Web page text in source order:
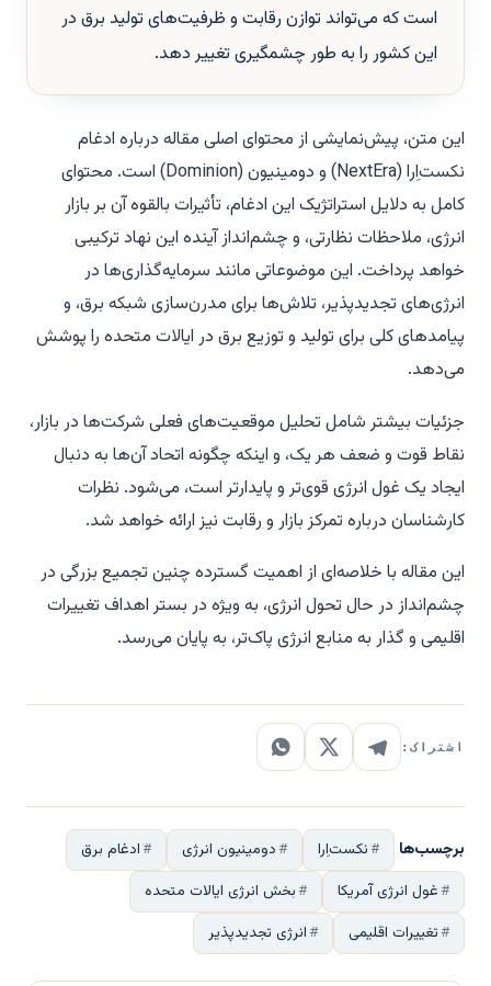
است که می‌تواند توازن رقابت و ظرفیت‌های تولید برق در
این کشور را به طور چشمگیری تغییر دهد.
این متن، پیش‌نمایشی از محتوای اصلی مقاله درباره ادغام
نکست‌اِرا (NextEra) و دومینیون (Dominion) است. محتوای
کامل به دلایل استراتژیک این ادغام، تأثیرات بالقوه آن بر بازار
انرژی، ملاحظات نظارتی، و چشم‌انداز آینده این نهاد ترکیبی
خواهد پرداخت. این موضوعاتی مانند سرمایه‌گذاری‌ها در
انرژی‌های تجدیدپذیر، تلاش‌ها برای مدرن‌سازی شبکه برق، و
پیامدهای کلی برای تولید و توزیع برق در ایالات متحده را پوشش
می‌دهد.
جزئیات بیشتر شامل تحلیل موقعیت‌های فعلی شرکت‌ها در بازار،
نقاط قوت و ضعف هر یک، و اینکه چگونه اتحاد آن‌ها به دنبال
ایجاد یک غول انرژی قوی‌تر و پایدارتر است، می‌شود. نظرات
کارشناسان درباره تمرکز بازار و رقابت نیز ارائه خواهد شد.
این مقاله با خلاصه‌ای از اهمیت گسترده چنین تجمیع بزرگی در
چشم‌انداز در حال تحول انرژی، به ویژه در بستر اهداف تغییرات
اقلیمی و گذار به منابع انرژی پاک‌تر، به پایان می‌رسد.
اشتراک:
برچسب‌ها نکست‌اِرا دومینیون انرژی
ادغام برق
غول انرژی آمریکا
بخش انرژی ایالات متحده
تغییرات اقلیمی
انرژی تجدیدپذیر